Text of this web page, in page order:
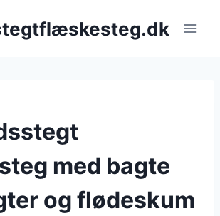
med bagte
og flødeskum